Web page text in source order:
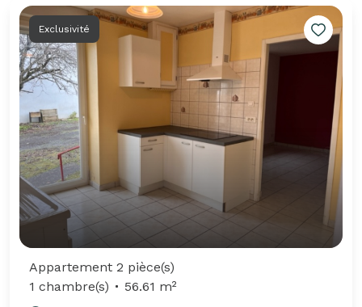
Exclusivité
Appartement 2 pièce(s)
1 chambre(s)
56.61 m²